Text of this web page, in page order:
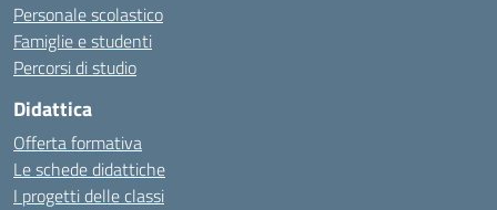
Personale scolastico
Famiglie e studenti
Percorsi di studio
Didattica
Offerta formativa
Le schede didattiche
I progetti delle classi